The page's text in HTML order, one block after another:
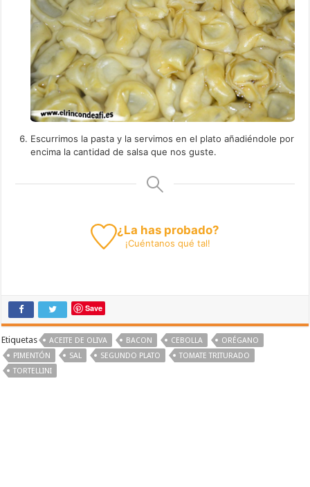
Escurrimos la pasta y la servimos en el plato añadiéndole por
encima la cantidad de salsa que nos guste.
¿La has probado?
¡Cuéntanos qué tal!
Save
Etiquetas ACEITE DE OLIVA BACON CEBOLLA
ORÉGANO
PIMENTÓN
SAL SEGUNDO PLATO
TOMATE TRITURADO
TORTELLINI